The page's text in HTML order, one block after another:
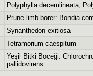
Polyphylla decemlineata,
Prune limb borer: Bondia
Synanthedon exitiosa
Tetramorium caespitum
Yeşil Bitki Böceği:
pallidovirens